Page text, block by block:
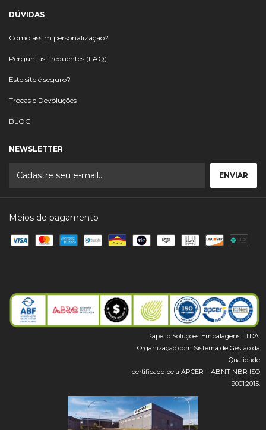
DÚVIDAS
Como assim personalização?
Perguntas Frequentes (FAQ)
Este site é seguro?
Trocas e Devoluções
BLOG
NEWSLETTER
Meios de pagamento
Papello Soluções Embalagens LTDA.
Organização com Sistema de Gestão da
Qualidade
certificado pela APCER – ABNT NBR ISO
9001:2015.